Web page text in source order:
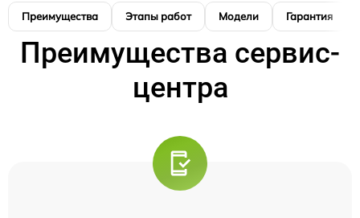
Преимущества Этапы работ Модели Гарантия
Преимущества сервис-
центра